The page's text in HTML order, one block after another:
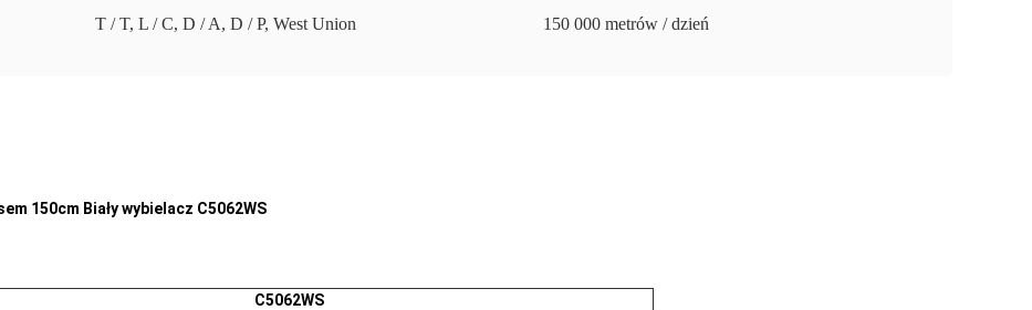
T / T, L / C, D / A, D / P, West Union 150 000 metrów / dzień
150cm Biały wybielacz C5062WS
C5062WS